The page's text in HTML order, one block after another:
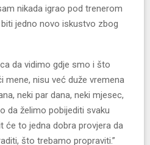
nikada igrao pod trenerom
jedno novo iskustvo zbog
da vidimo gdje smo i što
mene, nisu već duže vremena
neki par dana, neki mjesec,
da želimo pobijediti svaku
će to jedna dobra provjera da
što trebamo propraviti.”